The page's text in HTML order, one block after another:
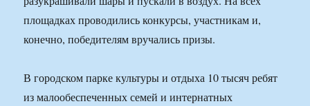
площадках проводились конкурсы, участникам и,
конечно, победителям вручались призы.
В городском парке культуры и отдыха 10 тысяч ребят
из малообеспеченных семей и интернатных